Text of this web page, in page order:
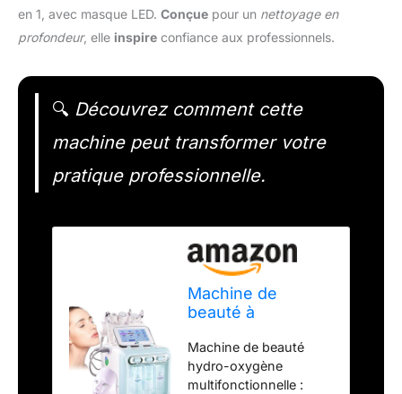
en 1, avec masque LED. Conçue pour un nettoyage en
profondeur, elle inspire confiance aux professionnels.
🔍 Découvrez comment cette
machine peut transformer votre
pratique professionnelle.
Machine de
beauté à
oxygène, 7 en 1
avec masque LED,
nettoyage en
Machine de beauté
hydro-oxygène
multifonctionnelle :